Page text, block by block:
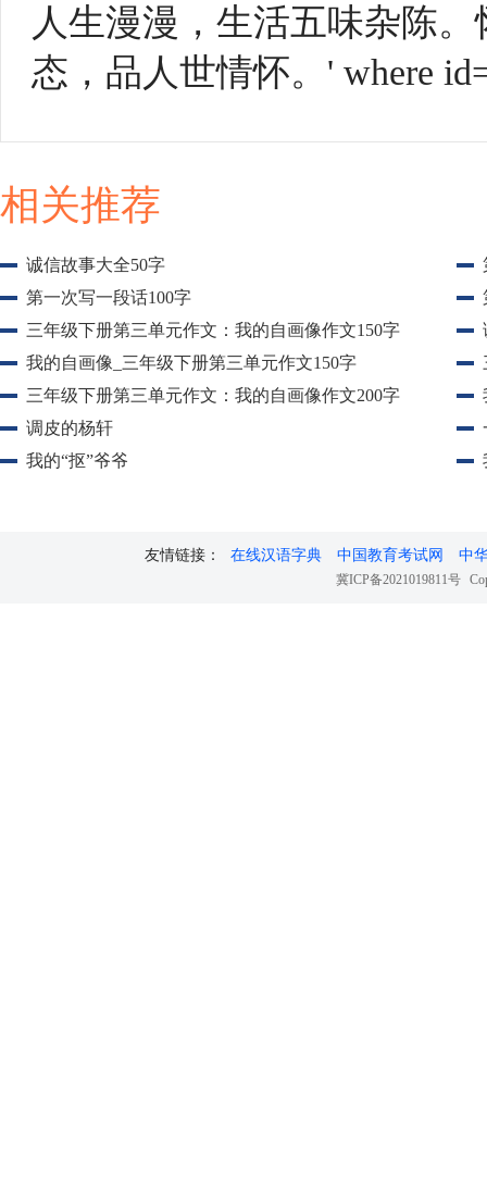
人生漫漫，生活五味杂陈
态，品人世情怀。' where
相关推荐
诚信故事大全50字
第一次写一段话100字
三年级下册第三单元作文：我的自画像作文150字
我的自画像_三年级下册第三单元作文150字
三年级下册第三单元作文：我的自画像作文200字
调皮的杨轩
我的“抠”爷爷
友情链接： 在线汉语字典 中国教育考试网 中
冀ICP备2021019811号